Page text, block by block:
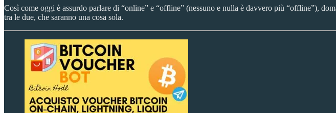
Così come oggi è assurdo parlare di “online” e “offline” (nessuno e nulla è davvero più “offline”),
tra le due, che saranno una cosa sola.